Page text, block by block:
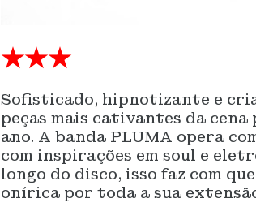
★★★
Sofisticado, hipnotizante e
peças mais cativantes da
ano. A banda PLUMA opera
com inspirações em soul e
longo do disco, isso faz com
onírica por toda a sua